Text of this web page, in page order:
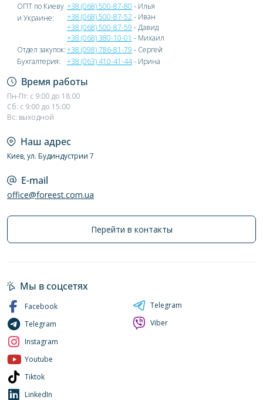
ОПТ по Киеву
и Украине:
+38 (068) 500-87-80 - Илья
+38 (068) 500-87-52- Иван
+38 (068) 500-87-59 - Давид
+38 (068) 380-10-01 - Михаил
Отдел закупок:+38 (098) 786-81-79 - Сергей
Бухгалтерия:
+38 (063) 410-41-44- Ирина
Время работы
Пн-Пт: с 9:00 до 18:00
Сб: с 9:00 до 15:00
Вс: выходной
Наш адрес
Киев, ул. Будиндустрии 7
E-mail
office@foreest.com.ua
Перейти в контакты
Мы в соцсетях
Facebook
Telegram
Instagram
Youtube
Tiktok
LinkedIn
Telegram
Viber